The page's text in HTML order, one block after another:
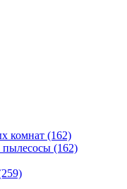
комнат (162)
(162)